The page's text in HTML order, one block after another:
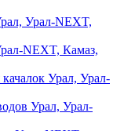
Урал-NEXT,
NEXT, Камаз,
Урал, Урал-
Урал, Урал-